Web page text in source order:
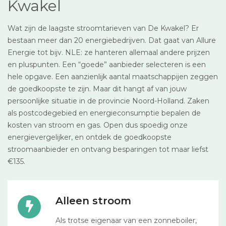
Kwakel
Wat zijn de laagste stroomtarieven van De Kwakel? Er
bestaan meer dan 20 energiebedrijven. Dat gaat van Allure
Energie tot bijv. NLE: ze hanteren allemaal andere prijzen
en pluspunten. Een “goede” aanbieder selecteren is een
hele opgave. Een aanzienlijk aantal maatschappijen zeggen
de goedkoopste te zijn. Maar dit hangt af van jouw
persoonlijke situatie in de provincie Noord-Holland. Zaken
als postcodegebied en energieconsumptie bepalen de
kosten van stroom en gas. Open dus spoedig onze
energievergelijker, en ontdek de goedkoopste
stroomaanbieder en ontvang besparingen tot maar liefst
€135.
Alleen stroom
Als trotse eigenaar van een zonneboiler,